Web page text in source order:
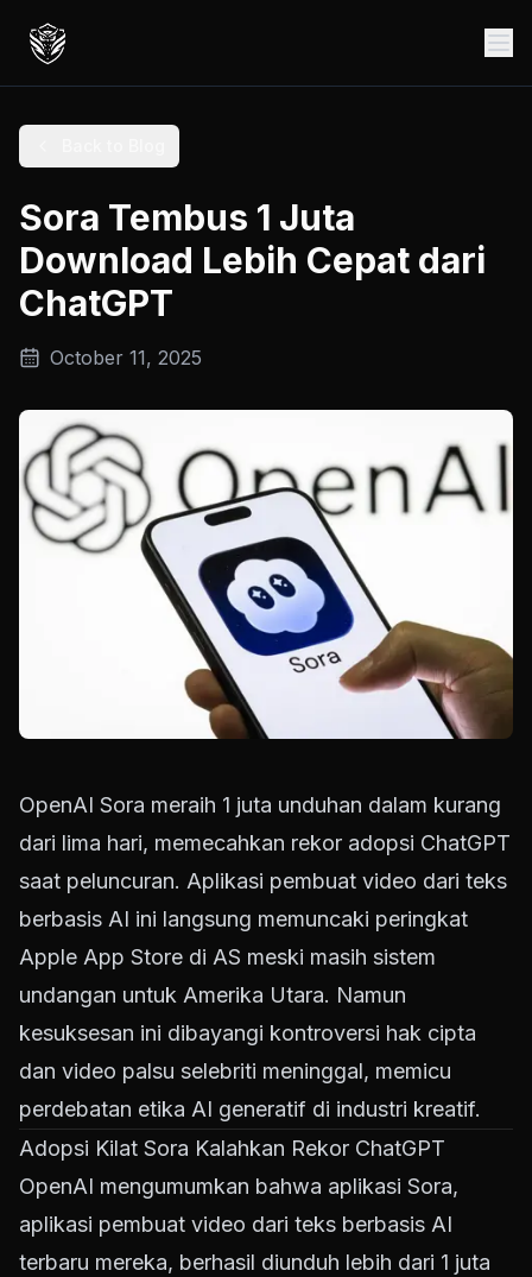
Sora Tembus 1 Juta
Download Lebih Cepat dari
ChatGPT
October 11, 2025
OpenAI Sora meraih 1 juta unduhan dalam kurang
dari lima hari, memecahkan rekor adopsi ChatGPT
saat peluncuran. Aplikasi pembuat video dari teks
berbasis AI ini langsung memuncaki peringkat
Apple App Store di AS meski masih sistem
undangan untuk Amerika Utara. Namun
kesuksesan ini dibayangi kontroversi hak cipta
dan video palsu selebriti meninggal, memicu
perdebatan etika AI generatif di industri kreatif.
Adopsi Kilat Sora Kalahkan Rekor ChatGPT
OpenAI mengumumkan bahwa aplikasi Sora,
aplikasi pembuat video dari teks berbasis AI
terbaru mereka, berhasil diunduh lebih dari 1 juta